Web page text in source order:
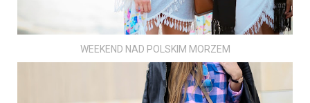
WEEKEND NAD POLSKIM MORZEM